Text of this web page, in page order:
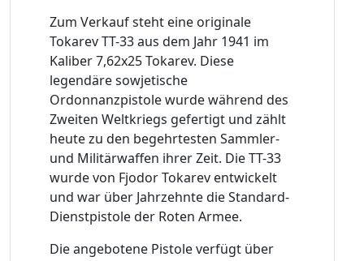
Zum Verkauf steht eine originale
Tokarev TT-33 aus dem Jahr 1941 im
Kaliber 7,62x25 Tokarev. Diese
legendäre sowjetische
Ordonnanzpistole wurde während des
Zweiten Weltkriegs gefertigt und zählt
heute zu den begehrtesten Sammler-
und Militärwaffen ihrer Zeit. Die TT-33
wurde von Fjodor Tokarev entwickelt
und war über Jahrzehnte die Standard-
Dienstpistole der Roten Armee.
Die angebotene Pistole verfügt über